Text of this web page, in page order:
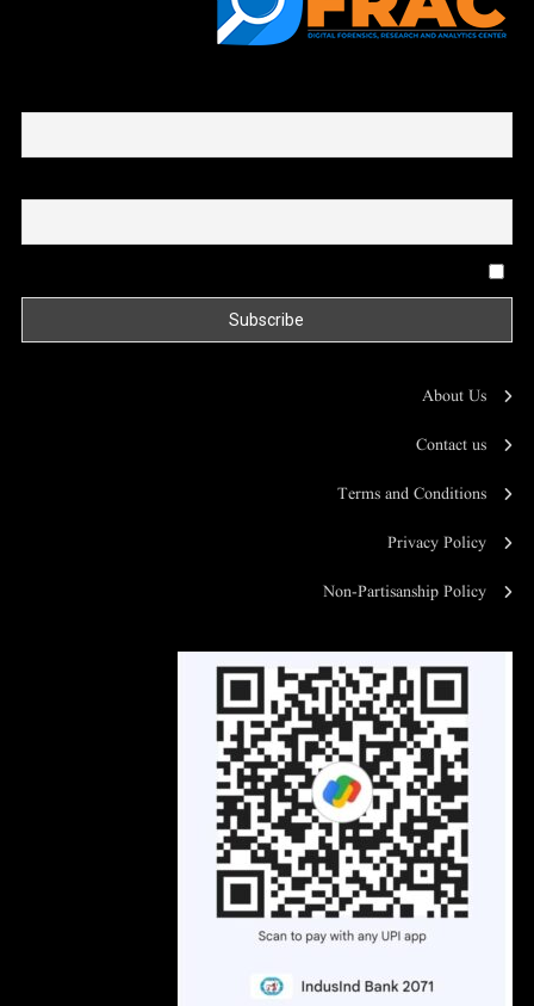
About Us
Contact us
Terms and Conditions
Privacy Policy
Non-Partisanship Policy